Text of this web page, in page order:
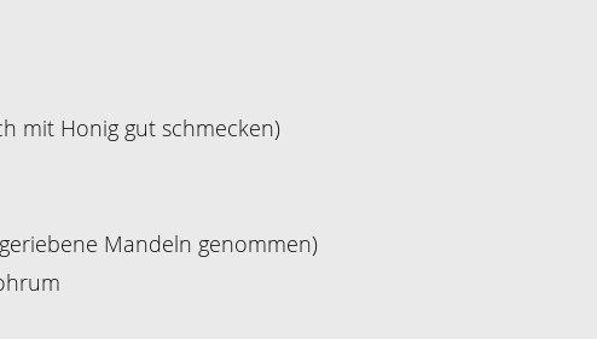
mit Honig gut schmecken)
Mandeln genommen)